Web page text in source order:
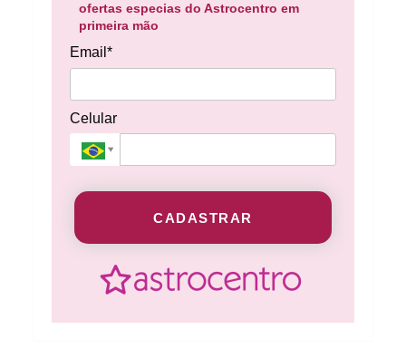
ofertas especias do Astrocentro em
primeira mão
Email*
Celular
CADASTRAR